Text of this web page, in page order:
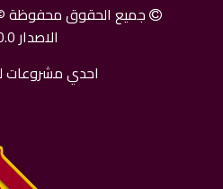
جميع الحقوق محفوظة ©
الاصدار 1.0.0
احدي مشروعات